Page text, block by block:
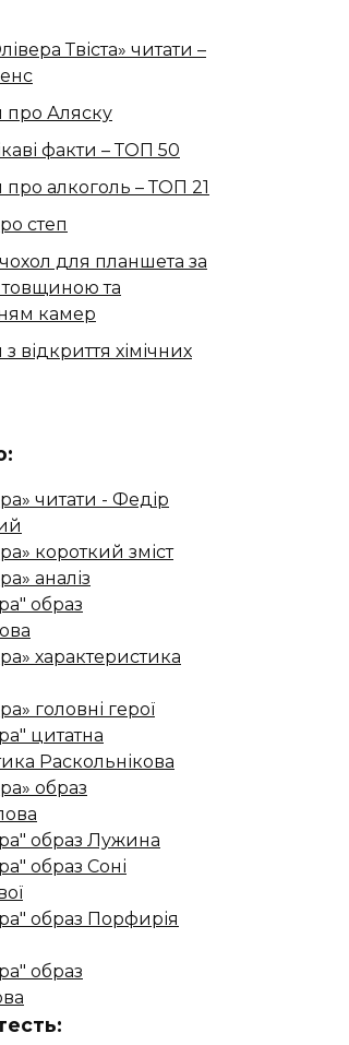
Твіста» читати –
про Аляску
факти – ТОП 50
про алкоголь – ТОП 21
степ
для планшета за
товщиною та
камер
з відкриття хімічних
читати - Федір
короткий зміст
аналіз
образ
характеристика
головні герої
цитатна
Раскольнікова
образ
образ Лужина
образ Соні
образ Порфирія
образ